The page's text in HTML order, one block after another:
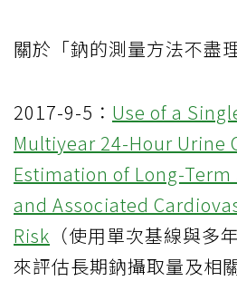
關於「鈉的測量方法不盡
2017-9-5： Use of a
Multiyear 24-Hour Urine
Estimation of Long-
and Associated
Risk （使用單次基線與多
來評估長期鈉攝取量及相